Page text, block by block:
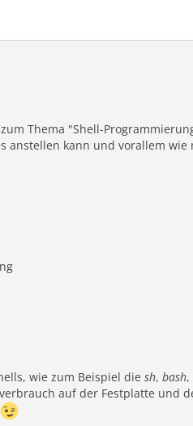
Thema "Shell-
anstellen kann und vorallem
wie zum Beispiel die sh, bash,
auf der Festplatte und